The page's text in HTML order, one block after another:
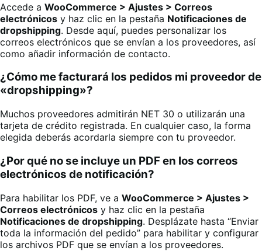
Accede a WooCommerce > Ajustes > Correos
electrónicos y haz clic en la pestaña Notificaciones de
dropshipping. Desde aquí, puedes personalizar los
correos electrónicos que se envían a los proveedores, así
como añadir información de contacto.
¿Cómo me facturará los pedidos mi proveedor de
«dropshipping»?
Muchos proveedores admitirán NET 30 o utilizarán una
tarjeta de crédito registrada. En cualquier caso, la forma
elegida deberás acordarla siempre con tu proveedor.
¿Por qué no se incluye un PDF en los correos
electrónicos de notificación?
Para habilitar los PDF, ve a WooCommerce > Ajustes >
Correos electrónicos y haz clic en la pestaña
Notificaciones de dropshipping. Desplázate hasta “Enviar
toda la información del pedido” para habilitar y configurar
los archivos PDF que se envían a los proveedores.